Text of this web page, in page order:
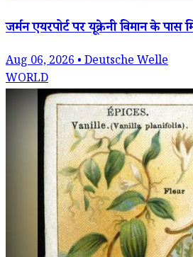
जर्मन एयरपोर्ट पर यूक्रेनी विमान के पास
Aug 06, 2026 • Deutsche Welle
WORLD